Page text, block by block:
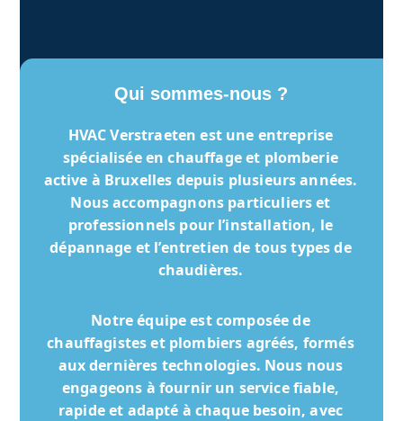
Qui sommes-nous ?
HVAC Verstraeten est une entreprise
spécialisée en chauffage et plomberie
active à Bruxelles depuis plusieurs années.
Nous accompagnons particuliers et
professionnels pour l’installation, le
dépannage et l’entretien de tous types de
chaudières.
Notre équipe est composée de
chauffagistes et plombiers agréés, formés
aux dernières technologies. Nous nous
engageons à fournir un service fiable,
rapide et adapté à chaque besoin, avec